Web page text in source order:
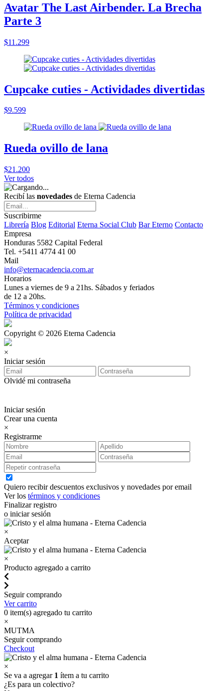
Avatar The Last Airbender. La Brecha
Parte 3
$11.299
Cupcake cuties - Actividades divertidas
$9.599
Rueda ovillo de lana
$21.200
Ver todos
Recibí las novedades de Eterna Cadencia
Suscribirme
Librería Blog Editorial Eterna Social Club Bar Eterno Contacto
Empresa
Honduras 5582 Capital Federal
Tel. +5411 4774 41 00
Mail
info@eternacadencia.com.ar
Horarios
Lunes a viernes de 9 a 21hs. Sábados y feriados
de 12 a 20hs.
Términos y condiciones
Política de privacidad
Copyright © 2026 Eterna Cadencia
×
Iniciar sesión
Olvidé mi contraseña
Iniciar sesión
Crear una cuenta
×
Registrarme
Quiero recibir descuentos exclusivos y novedades por email
Ver los términos y condiciones
Finalizar registro
o iniciar sesión
×
Aceptar
×
Producto agregado a carrito
Seguir comprando
Ver carrito
0 item(s) agregado tu carrito
×
MUTMA
Seguir comprando
Checkout
×
Se va a agregar 1 ítem a tu carrito
¿Es para un colectivo?